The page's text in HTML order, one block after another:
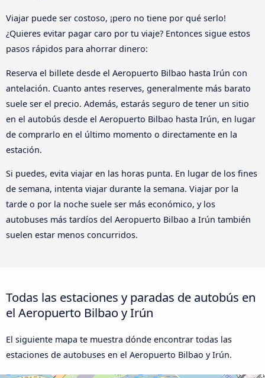
Viajar puede ser costoso, ¡pero no tiene por qué serlo!
¿Quieres evitar pagar caro por tu viaje? Entonces sigue estos
pasos rápidos para ahorrar dinero:
Reserva el billete desde el Aeropuerto Bilbao hasta Irún con
antelación. Cuanto antes reserves, generalmente más barato
suele ser el precio. Además, estarás seguro de tener un sitio
en el autobús desde el Aeropuerto Bilbao hasta Irún, en lugar
de comprarlo en el último momento o directamente en la
estación.
Si puedes, evita viajar en las horas punta. En lugar de los fines
de semana, intenta viajar durante la semana. Viajar por la
tarde o por la noche suele ser más económico, y los
autobuses más tardíos del Aeropuerto Bilbao a Irún también
suelen estar menos concurridos.
Todas las estaciones y paradas de autobús en
el Aeropuerto Bilbao y Irún
El siguiente mapa te muestra dónde encontrar todas las
estaciones de autobuses en el Aeropuerto Bilbao y Irún.